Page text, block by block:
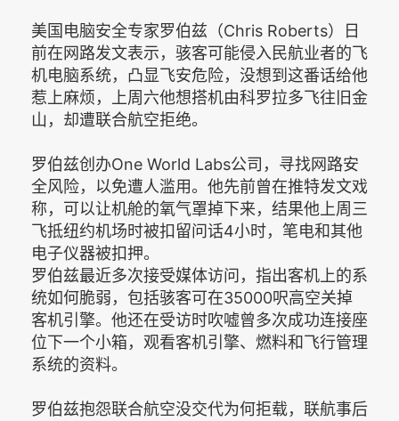
美国电脑安全专家罗伯兹（Chris Roberts）日
前在网路发文表示，骇客可能侵入民航业者的飞
机电脑系统，凸显飞安危险，没想到这番话给他
惹上麻烦，上周六他想搭机由科罗拉多飞往旧金
山，却遭联合航空拒绝。
罗伯兹创办One World Labs公司，寻找网路安
全风险，以免遭人滥用。他先前曾在推特发文戏
称，可以让机舱的氧气罩掉下来，结果他上周三
飞抵纽约机场时被扣留问话4小时，笔电和其他
电子仪器被扣押。
罗伯兹最近多次接受媒体访问，指出客机上的系
统如何脆弱，包括骇客可在35000呎高空关掉
客机引擎。他还在受访时吹嘘曾多次成功连接座
位下一个小箱，观看客机引擎、燃料和飞行管理
系统的资料。
罗伯兹抱怨联合航空没交代为何拒载，联航事后